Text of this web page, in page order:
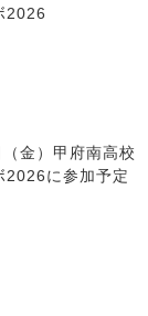
2026
金）甲府南高校
2026に参加予定